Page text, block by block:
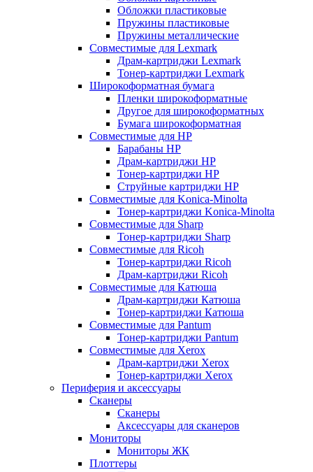
Обложки пластиковые
Пружины пластиковые
Пружины металлические
Совместимые для Lexmark
Драм-картриджи Lexmark
Тонер-картриджи Lexmark
Широкоформатная бумага
Пленки широкоформатные
Другое для широкоформатных
Бумага широкоформатная
Совместимые для HP
Барабаны HP
Драм-картриджи HP
Тонер-картриджи HP
Струйные картриджи HP
Совместимые для Konica-Minolta
Тонер-картриджи Konica-Minolta
Совместимые для Sharp
Тонер-картриджи Sharp
Совместимые для Ricoh
Тонер-картриджи Ricoh
Драм-картриджи Ricoh
Совместимые для Катюша
Драм-картриджи Катюша
Тонер-картриджи Катюша
Совместимые для Pantum
Тонер-картриджи Pantum
Совместимые для Xerox
Драм-картриджи Xerox
Тонер-картриджи Xerox
Периферия и аксессуары
Сканеры
Сканеры
Аксессуары для сканеров
Мониторы
Мониторы ЖК
Плоттеры